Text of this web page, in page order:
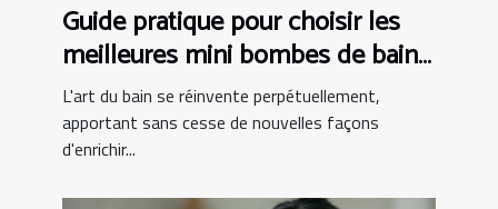
Guide pratique pour choisir les
meilleures mini bombes de bain
effervescentes
L'art du bain se réinvente perpétuellement,
apportant sans cesse de nouvelles façons
d'enrichir...